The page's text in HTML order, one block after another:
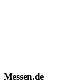
Messen.de